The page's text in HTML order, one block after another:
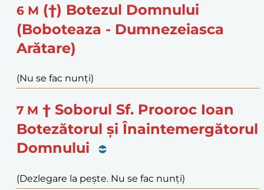
6 M (†) Botezul Domnului
(Boboteaza - Dumnezeiasca
Arătare)
(Nu se fac nunți)
7 M † Soborul Sf. Prooroc Ioan
Botezătorul și Înaintemergătorul
Domnului
(Dezlegare la pește. Nu se fac nunți)